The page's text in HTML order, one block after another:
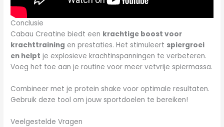
Conclusie
Cabau Creatine biedt een krachtige boost voor
krachttraining en prestaties. Het stimuleert spiergroei
en helpt je explosieve krachtinspanningen te verbeteren.
Voeg het toe aan je routine voor meer vetvrije spiermassa.
Combineer met je protein shake voor optimale resultaten.
Gebruik deze tool om jouw sportdoelen te bereiken!
Veelgestelde Vragen